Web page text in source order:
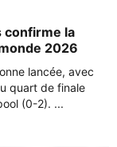
confirme la
2026
lancée, avec
quart de finale
(0-2). ...